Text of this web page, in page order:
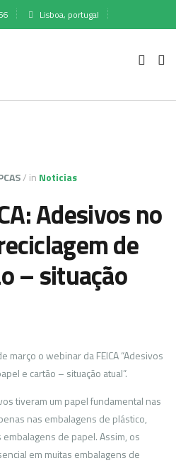
Lisboa, portugal
/ in Noticias
Adesivos no
de
– situação
março o webinar da FEICA “Adesivos
e cartão – situação atual”.
tiveram um papel fundamental nas
nas embalagens de plástico,
de papel. Assim, os
em muitas embalagens de